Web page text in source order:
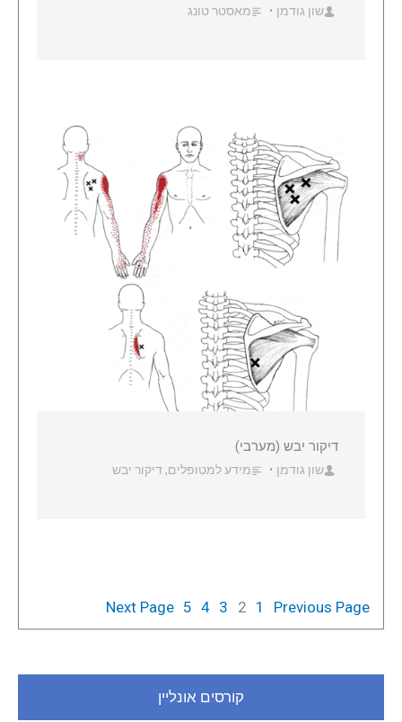
שון גודמן • מאסטר טונג
דיקור יבש (מערבי)
שון גודמן • מידע למטופלים, דיקור יבש
Previous Page
1
2
3
4
5
Next Page
קורסים אונליין